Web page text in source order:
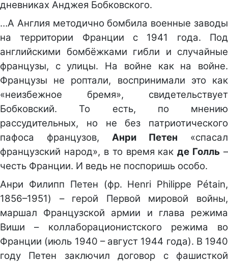
дневниках Анджея Бобковского.
…А Англия методично бомбила военные заводы
на территории Франции с 1941 года. Под
английскими бомбёжками гибли и случайные
французы, с улицы. На войне как на войне.
Французы не роптали, воспринимали это как
«неизбежное бремя», свидетельствует
Бобковский. То есть, по мнению
рассудительных, но не без патриотического
пафоса французов, Анри Петен «спасал
французский народ», в то время какде Голль –
честь Франции. И ведь не поспоришь особо.
Анри Филипп Петен (фр. Henri Philippe Pétain,
1856–1951) – герой Первой мировой войны,
маршал Французской армии и глава режима
Виши – коллаборационистского режима во
Франции (июль 1940 – август 1944 года). В 1940
году Петен заключил договор с фашисткой